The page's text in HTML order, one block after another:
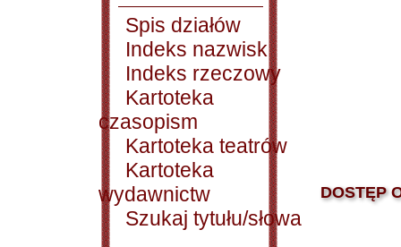
Spis działów
Indeks nazwisk
Indeks rzeczowy
Kartoteka
czasopism
Kartoteka teatrów
Kartoteka
wydawnictw
Szukaj tytułu/słowa
DOSTĘP